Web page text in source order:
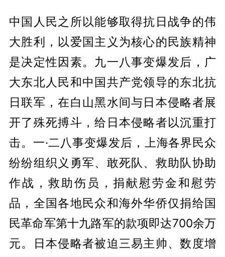
中国人民之所以能够取得抗日战争的伟
大胜利，以爱国主义为核心的民族精神
是决定性因素。九一八事变爆发后，广
大东北人民和中国共产党领导的东北抗
日联军，在白山黑水间与日本侵略者展
开了殊死搏斗，给日本侵略者以沉重打
击。一·二八事变爆发后，上海各界民众
纷纷组织义勇军、敢死队、救助队协助
作战，救助伤员，捐献慰劳金和慰劳
品，全国各地民众和海外华侨仅捐给国
民革命军第十九路军的款项即达700余万
元。日本侵略者被迫三易主帅、数度增